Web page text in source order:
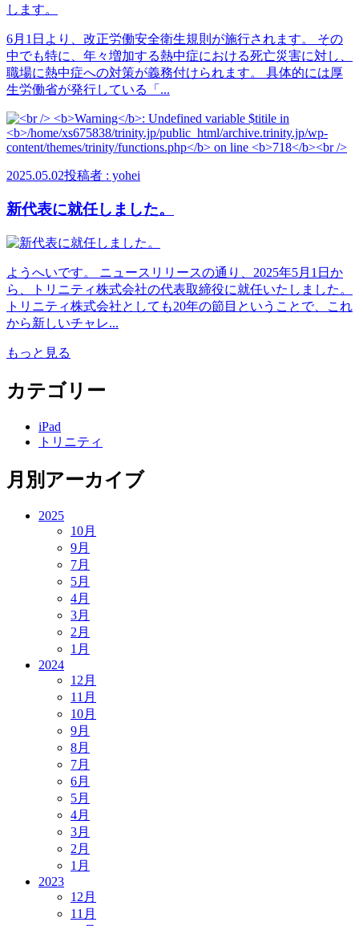
6月1日より、改正労働安全衛生規則が施行されます。 その
中でも特に、年々増加する熱中症における死亡災害に対し、
職場に熱中症への対策が義務付けられます。 具体的には厚
生労働省が発行している「...
2025.05.02投稿者 : yohei
新代表に就任しました。
ようへいです。 ニュースリリースの通り、2025年5月1日か
ら、トリニティ株式会社の代表取締役に就任いたしました。
トリニティ株式会社としても20年の節目ということで、これ
から新しいチャレ...
もっと見る
カテゴリー
iPad
トリニティ
月別アーカイブ
2025
10月
9月
7月
5月
4月
3月
2月
1月
2024
12月
11月
10月
9月
8月
7月
6月
5月
4月
3月
2月
1月
2023
12月
11月